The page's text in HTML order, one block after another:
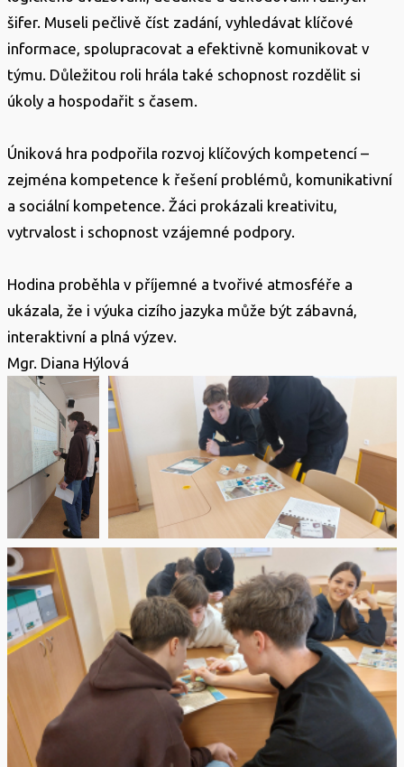
šifer. Museli pečlivě číst zadání, vyhledávat klíčové
informace, spolupracovat a efektivně komunikovat v
týmu. Důležitou roli hrála také schopnost rozdělit si
úkoly a hospodařit s časem.
Úniková hra podpořila rozvoj klíčových kompetencí –
zejména kompetence k řešení problémů, komunikativní
a sociální kompetence. Žáci prokázali kreativitu,
vytrvalost i schopnost vzájemné podpory.
Hodina proběhla v příjemné a tvořivé atmosféře a
ukázala, že i výuka cizího jazyka může být zábavná,
interaktivní a plná výzev.
Mgr. Diana Hýlová